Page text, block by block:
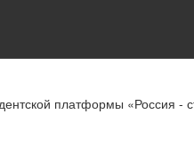
платформы «Россия -